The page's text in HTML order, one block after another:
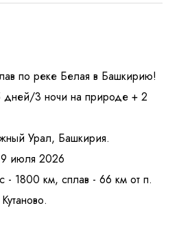
по реке Белая в Башкирию!
дней/3 ночи на природе + 2
Урал, Башкирия.
июля 2026
- 1800 км, сплав - 66 км от п.